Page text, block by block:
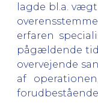
lagde bl.a.
erfaren
pågældende
overvejende
af